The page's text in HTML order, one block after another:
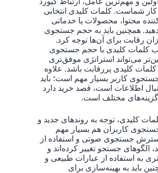
شماست. کلمات کلیدی انتخابی
محتوا، محصولات یا خدماتی
همچنین باید به حجم جستجوی
رقابت برای آن‌ها توجه کرد.
کلمات کلیدی با حجم جستجوی
می‌تواند استراتژی موفق‌تری
کلیدی پررقابت باشد. علاوه
کاربر بسیار مهم است؛ باید
دنبال اطلاعات است، قصد خرید دارد
گزینه‌های مختلف است.
کلیدی، توجه به روندهای جدید و
کاربران هم بسیار مهم
جستجوی صوتی و استفاده از
الگوهای جستجو تغییر کرده‌اند و
به استفاده از عبارات طبیعی و
باید به بهینه‌سازی برای